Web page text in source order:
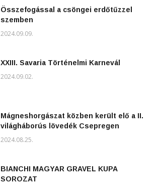
Összefogással a csöngei erdőtűzzel
szemben
2024.09.09.
XXIII. Savaria Történelmi Karnevál
2024.09.02.
Mágneshorgászat közben került elő a II.
világháborús lövedék Csepregen
2024.08.25.
BIANCHI MAGYAR GRAVEL KUPA
SOROZAT